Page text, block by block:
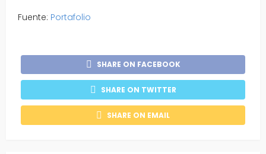
Fuente: Portafolio
SHARE ON FACEBOOK
SHARE ON TWITTER
SHARE ON EMAIL